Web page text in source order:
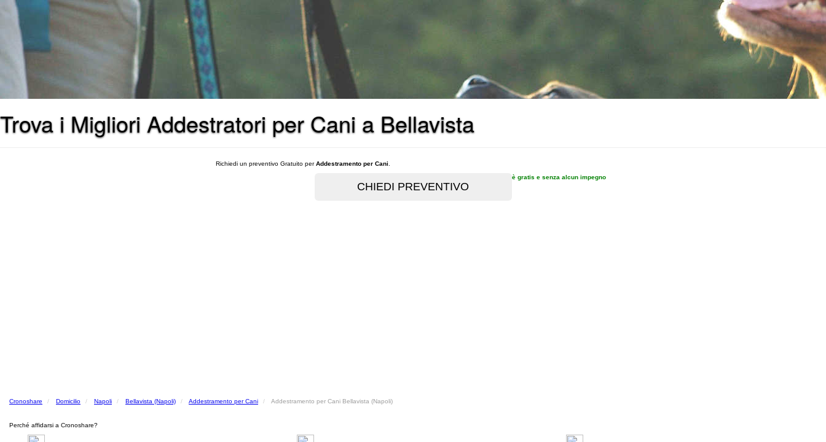
Trova i Migliori Addestratori per Cani a Bellavista
Richiedi un preventivo Gratuito perAddestramento per Cani
è gratis e senza alcun impegno
Cronoshare Domicilio Napoli Bellavista (Napoli) Addestramento per Cani Addestramento per Cani Bellavista (Napoli)
Perché affidarsi a Cronoshare?